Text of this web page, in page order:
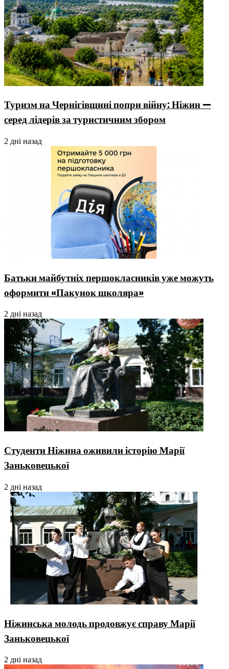
Туризм на Чернігівщині попри війну: Ніжин —
серед лідерів за туристичним збором
2 дні назад
Батьки майбутніх першокласників уже можуть
оформити «Пакунок школяра»
2 дні назад
Студенти Ніжина оживили історію Марії
Заньковецької
2 дні назад
Ніжинська молодь продовжує справу Марії
Заньковецької
2 дні назад